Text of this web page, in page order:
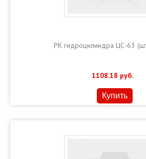
РК гидроцилиндра ЦС-63
1108.18 руб.
Купить